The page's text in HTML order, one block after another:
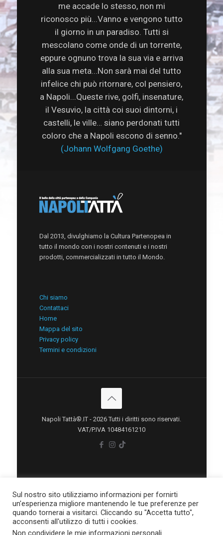
me accade lo stesso, non mi
riconosco più...Vanno e vengono tutto
il giorno in un paradiso. Tutti si
mescolano come onde di un torrente,
eppure ognuno trova la sua via e arriva
alla sua meta...Non sarà mai del tutto
infelice chi può ritornare, col pensiero,
a Napoli...Queste rive, golfi, insenature,
il Vesuvio, la città coi suoi dintorni, i
castelli, le ville… siano perdonati tutti
coloro che a Napoli escono di senno."
(Johann Wolfgang Goethe)
Dal 2013, divulghiamo la Cultura Partenopea in
tutto il mondo con i nostri contenuti e i nostri
prodotti, commercializzati in tutto il Mondo.
Chi siamo
Contattaci
Home
Mappa del sito
Privacy policy
Termini e condizioni
Napoli Tattà®.IT - 2026 Tutti i diritti sono riservati.
VAT/P.IVA 10484161210
Sul nostro sito utilizziamo informazioni per fornirti
un'esperienza migliore mantenendo le tue preferenze per
quando tornerai a visitarci. Cliccando su "Accetta tutto",
acconsenti all'utilizzo di tutti i cookies.
Non condividere le mie informazioni personali